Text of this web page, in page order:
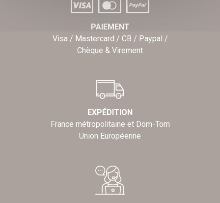
PAIEMENT
Visa / Mastercard / CB / Paypal /
Chèque & Virement
EXPÉDITION
France métropolitaine et Dom-Tom
Union Européenne